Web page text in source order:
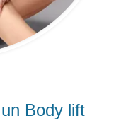
Body lift